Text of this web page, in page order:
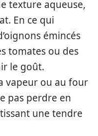
texture aqueuse,
En ce qui
émincés
tomates ou des
le goût.
vapeur ou au four
pas perdre en
une tendre